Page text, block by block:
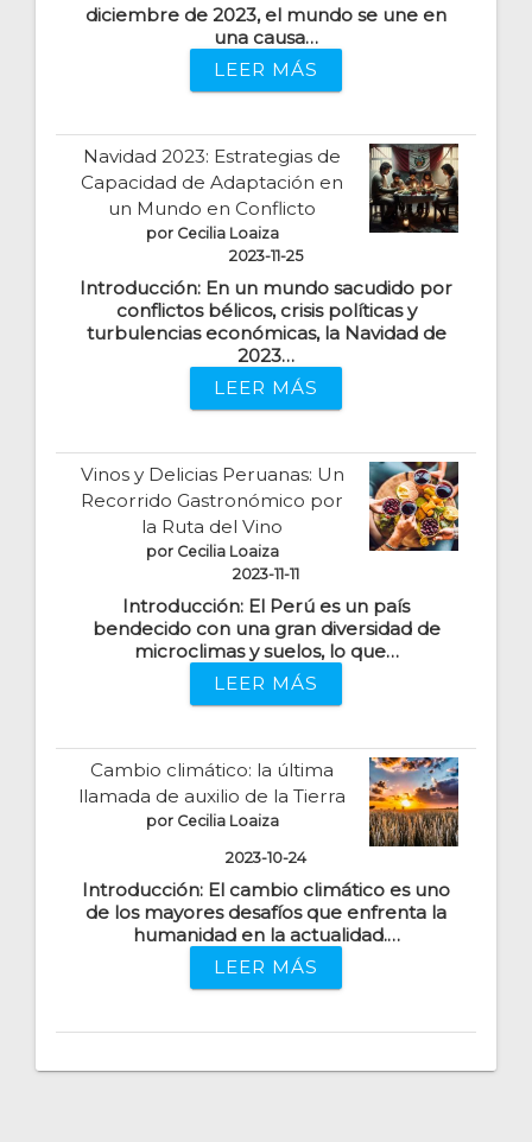
diciembre de 2023, el mundo se une en
una causa…
LEER MÁS
Navidad 2023: Estrategias de
Capacidad de Adaptación en
un Mundo en Conflicto
por Cecilia Loaiza
2023-11-25
Introducción: En un mundo sacudido por
conflictos bélicos, crisis políticas y
turbulencias económicas, la Navidad de
2023…
LEER MÁS
Vinos y Delicias Peruanas: Un
Recorrido Gastronómico por
la Ruta del Vino
por Cecilia Loaiza
2023-11-11
Introducción: El Perú es un país
bendecido con una gran diversidad de
microclimas y suelos, lo que…
LEER MÁS
Cambio climático: la última
llamada de auxilio de la Tierra
por Cecilia Loaiza
2023-10-24
Introducción: El cambio climático es uno
de los mayores desafíos que enfrenta la
humanidad en la actualidad.…
LEER MÁS